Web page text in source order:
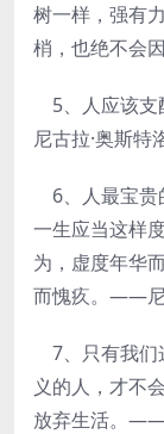
树一样，强有
梢，也绝不会
5、人应该
尼古拉·奥斯特
6、人最宝贵
一生应当这样
为，虚度年华
而愧疚。——尼
7、只有我们
义的人，才不
放弃生活。——